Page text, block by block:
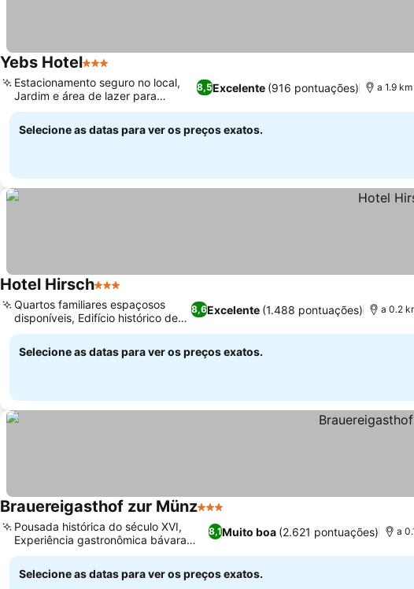
Yebs Hotel3 Estrelas
8,5Excelente (916 pontuações)
Estacionamento seguro no local,
Jardim e área de lazer para
famílias
a 1.9
Selecione as datas para ver os preços exatos.
Hotel Hirsch3 Estrelas
8,6Excelente (1.488 pontuações)
Quartos familiares espaçosos
disponíveis, Edifício histórico de
1675
a 0.2
Selecione as datas para ver os preços exatos.
Brauereigasthof zur Münz3 Estrelas
8,1Muito boa (2.621 pontuações)
Pousada histórica do século XVI,
Experiência gastronômica bávara
autêntica
a
Selecione as datas para ver os preços exatos.